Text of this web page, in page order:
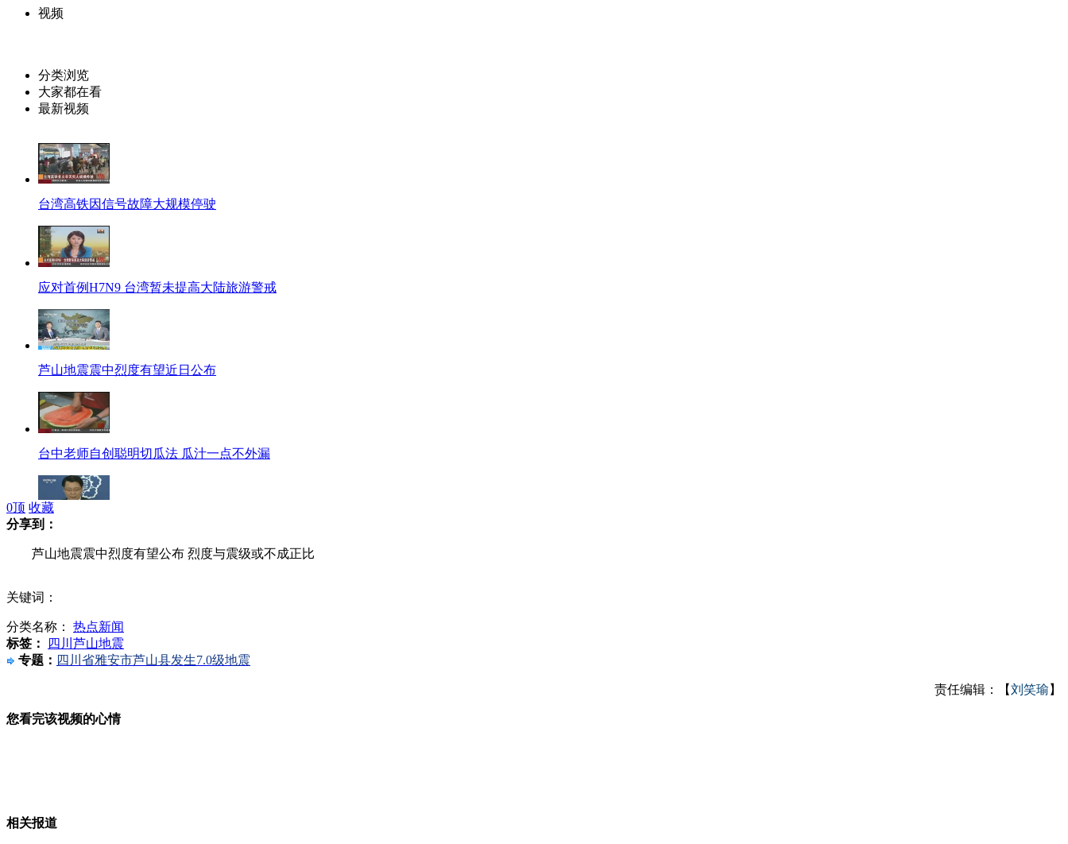
视频
分类浏览
大家都在看
最新视频
台湾高铁因信号故障大规模停驶
应对首例H7N9 台湾暂未提高大陆旅游警戒
芦山地震震中烈度有望近日公布
台中老师自创聪明切瓜法 瓜汁一点不外漏
郭美美秀最新照晒名表名包再惹争议
0顶 收藏
分享到：
芦山地震震中烈度有望公布 烈度与震级或不成正比
关键词：
分类名称： 热点新闻
标签：
四川芦山地震
专题： 四川省雅安市芦山县发生7.0级地震
责任编辑：【刘笑瑜 】
您看完该视频的心情
相关报道